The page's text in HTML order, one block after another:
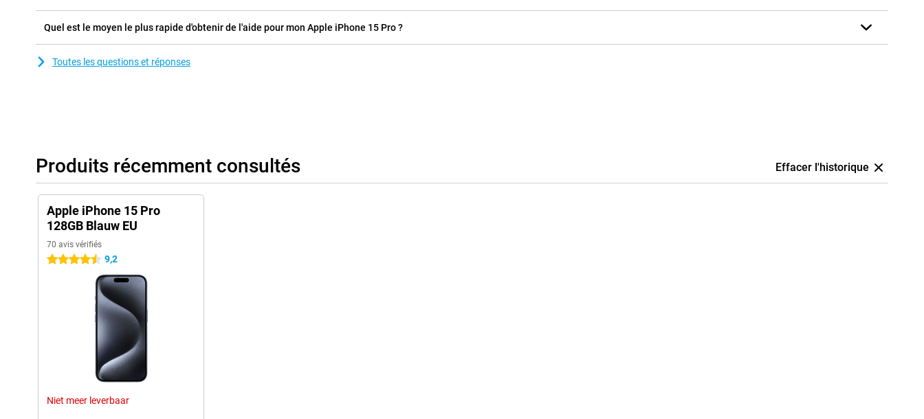
Quel est le moyen le plus rapide d'obtenir de l'aide pour mon Apple iPhone 15 Pro ?
Toutes les questions et réponses
Produits récemment consultés Effacer l'historique
Apple iPhone 15 Pro
128GB Blauw EU
70 avis vérifiés
4.5 étoiles 9,2
Niet meer leverbaar